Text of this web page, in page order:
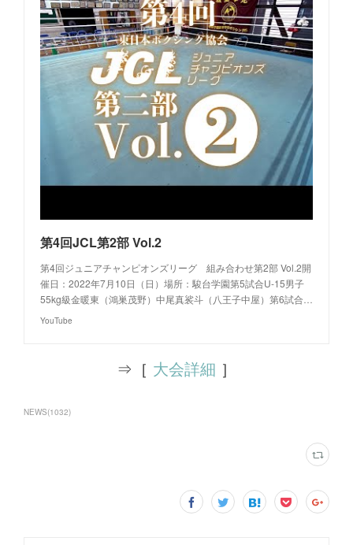
第4回JCL第2部 Vol.2
第4回ジュニアチャンピオンズリーグ 組み合わせ第2部 Vol.2開
催日：2022年7月10日（日）場所：駿台学園第5試合U-15男子
55kg級金暖東（鴻巣茂野）中尾真裟斗（八王子中屋）第6試合…
YouTube
⇒［ 大会詳細 ］
NEWS(1032)